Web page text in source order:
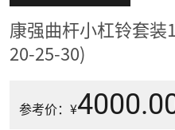
康强曲杆小杠铃套装
20-25-30)
参考价：¥